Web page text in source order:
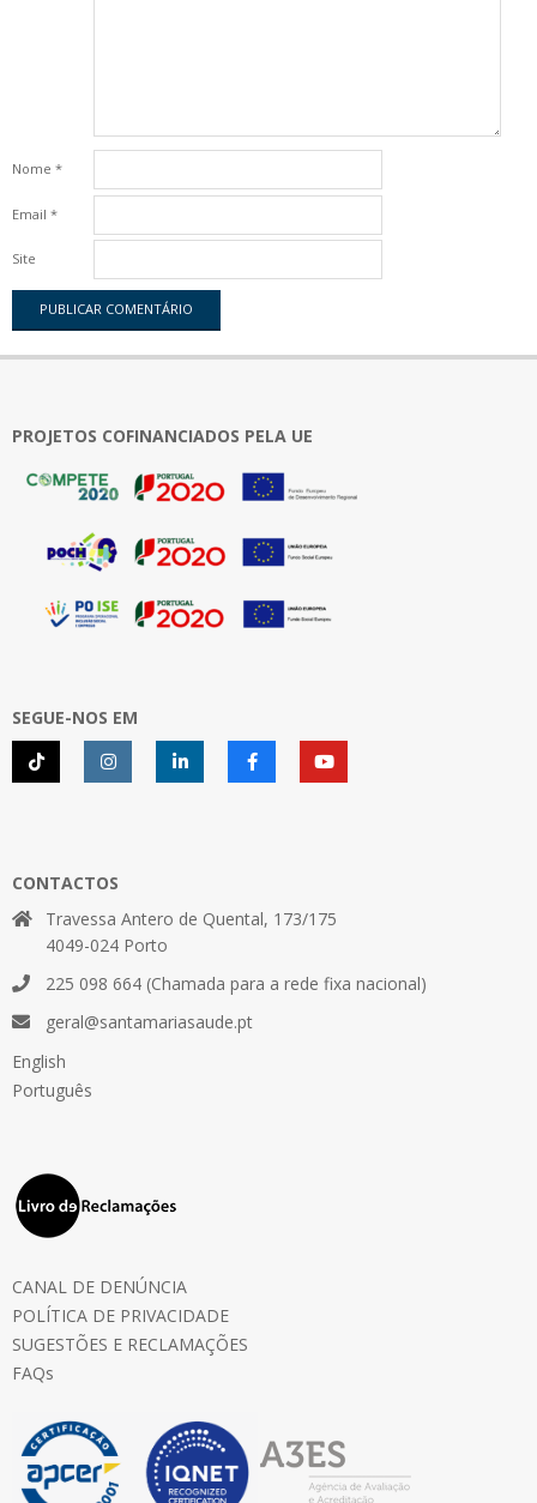
Nome *
Email *
Site
PROJETOS COFINANCIADOS PELA UE
SEGUE-NOS EM
CONTACTOS
Travessa Antero de Quental, 173/175
4049-024 Porto
225 098 664 (Chamada para a rede fixa nacional)
geral@santamariasaude.pt
English
Português
CANAL DE DENÚNCIA
POLÍTICA DE PRIVACIDADE
SUGESTÕES E RECLAMAÇÕES
FAQs